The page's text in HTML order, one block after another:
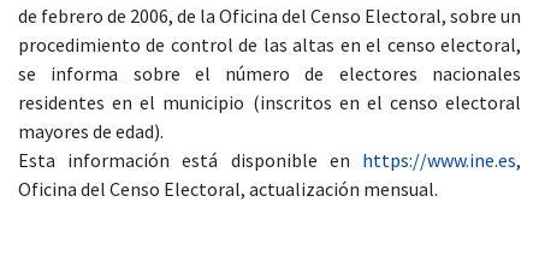
de febrero de 2006, de la Oficina del Censo Electoral, sobre un
procedimiento de control de las altas en el censo electoral,
se informa sobre el número de electores nacionales
residentes en el municipio (inscritos en el censo electoral
mayores de edad).
Esta información está disponible en https://www.ine.es,
Oficina del Censo Electoral, actualización mensual.